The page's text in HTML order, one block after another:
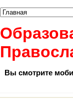
Вы смотрите